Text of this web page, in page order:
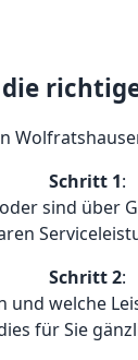
die
Schritt 1:
sind
Schritt 2:
und welche
für Sie